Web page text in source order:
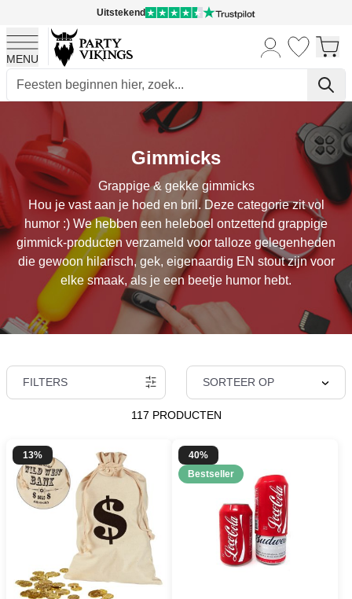
Uitstekend
MENU
Ga naar de inhoud
Gimmicks
Grappige & gekke gimmicks
Hou je vast aan je hoed en bril. Deze categorie zit vol
humor :) We hebben een heleboel ontzettend grappige
gimmick-producten verzameld voor talloze gelegenheden
die gewoon hilarisch, gek, eigenaardig EN stout zijn voor
elke smaak, als je een beetje humor hebt.
FILTERS SORTEER OP
117 PRODUCTEN
13%
40%
Bestseller